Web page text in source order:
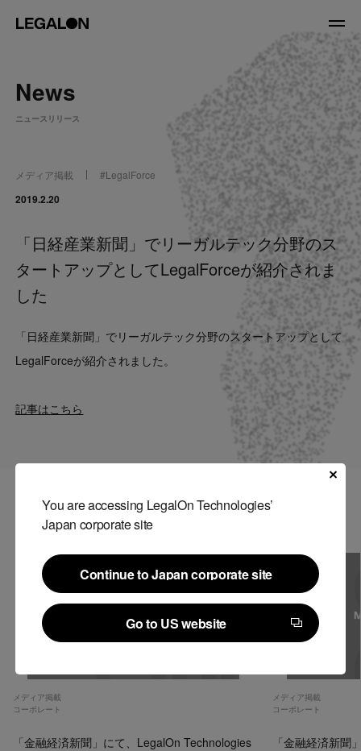
About
役員紹介
Service
News
Recruit
LegalOn Now
You are accessing LegalOn Technologies’
Japan corporate site
Continue to Japan corporate site
Continue to Japan corporate site
Go to US website
Go to US website
News
ニュースリリース
メディア掲載 #LegalForce
2019.2.20
「日経産業新聞」でリーガルテック分野のス
タートアップとしてLegalForceが紹介されま
した
「日経産業新聞」でリーガルテック分野のスタートアップとして
LegalForceが紹介されました。
記事はこちら
関連記事
メディア掲載
コーポレート
「金融経済新聞」にて、LegalOn Technologies
メディア掲載
コーポレート
「金融経済新聞